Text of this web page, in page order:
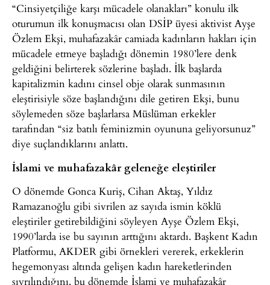
“Cinsiyetçiliğe karşı mücadele olanakları” konulu ilk
oturumun ilk konuşmacısı olan DSİP üyesi aktivist Ayşe
Özlem Ekşi, muhafazakâr camiada kadınların hakları için
mücadele etmeye başladığı dönemin 1980’lere denk
geldiğini belirterek sözlerine başladı. İlk başlarda
kapitalizmin kadını cinsel obje olarak sunmasının
eleştirisiyle söze başlandığını dile getiren Ekşi, bunu
söylemeden söze başlarlarsa Müslüman erkekler
tarafından “siz batılı feminizmin oyununa geliyorsunuz”
diye suçlandıklarını anlattı.
İslami ve muhafazakâr geleneğe eleştiriler
O dönemde Gonca Kuriş, Cihan Aktaş, Yıldız
Ramazanoğlu gibi sivrilen az sayıda ismin köklü
eleştiriler getirebildiğini söyleyen Ayşe Özlem Ekşi,
1990’larda ise bu sayının arttığını aktardı. Başkent Kadın
Platformu, AKDER gibi örnekleri vererek, erkeklerin
hegemonyası altında gelişen kadın hareketlerinden
sıyrılındığını, bu dönemde İslami ve muhafazakâr